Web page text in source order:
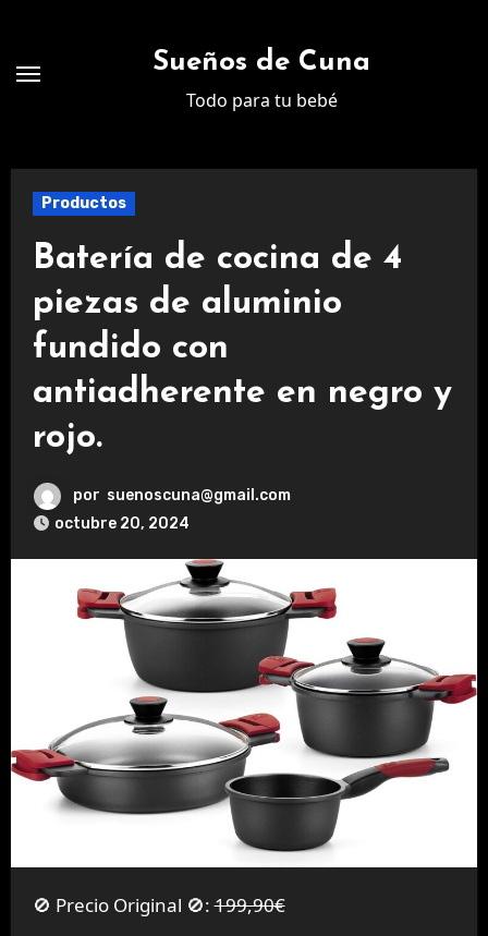
contenido
Sueños de Cuna
Todo para tu bebé
Productos
Batería de cocina de 4
piezas de aluminio
fundido con
antiadherente en negro y
rojo.
por suenoscuna@gmail.com
octubre 20, 2024
🚫 Precio Original 🚫:199,90€